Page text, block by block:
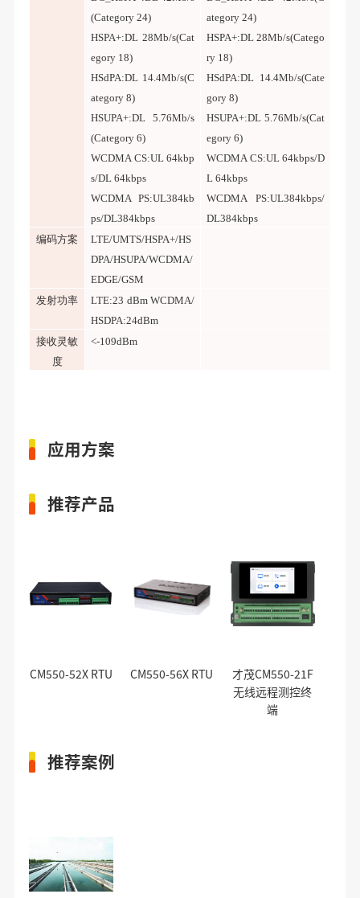
(Category 24)
HSPA+:DL 28Mb/s(Cat
egory 18)
HSdPA:DL 14.4Mb/s(C
ategory 8)
HSUPA+:DL 5.76Mb/s
(Category 6)
WCDMA CS:UL 64kbp
s/DL 64kbps
WCDMA PS:UL384kb
ps/DL384kbps
ategory 24)
HSPA+:DL 28Mb/s(Catego
ry 18)
HSdPA:DL 14.4Mb/s(Cate
gory 8)
HSUPA+:DL 5.76Mb/s(Cat
egory 6)
WCDMA CS:UL 64kbps/D
L 64kbps
WCDMA PS:UL384kbps/
DL384kbps
编码方案
LTE/UMTS/HSPA+/HS
DPA/HSUPA/WCDMA/
EDGE/GSM
发射功率
LTE:23 dBm WCDMA/
HSDPA:24dBm
接收灵敏
度
<-109dBm
应用方案
推荐产品
CM550-52X RTU CM550-56X RTU
才茂CM550-21F
无线远程测控终
端
推荐案例